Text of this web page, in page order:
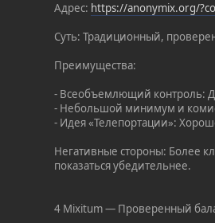
Адрес: https://anonymix.org/
Суть: Традиционный,
Преимущества:
- Всеобъемлющий контроль:
- Небольшой минимум и
- Идея «Телепортации»:
Негативные стороны: Более
показаться убедительнее.
4 Mixitum — Проверенный